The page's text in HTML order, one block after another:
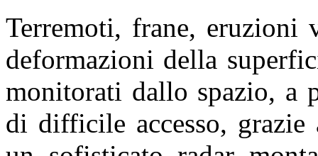
Terremoti, frane, eruzioni
deformazioni della
monitorati dallo spazio, a
di difficile accesso,